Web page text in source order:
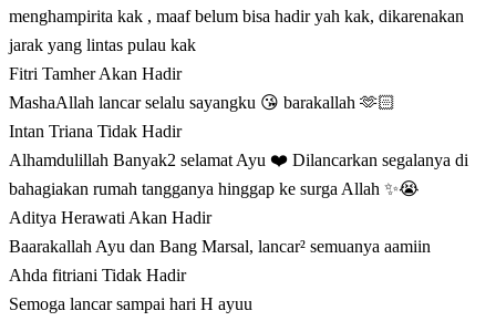
menghampirita kak , maaf belum bisa hadir yah kak, dikarenakan
jarak yang lintas pulau kak
Fitri TamherAkan Hadir
MashaAllah lancar selalu sayangku 😘 barakallah 🫶🏻
Intan Triana Tidak Hadir
Alhamdulillah Banyak2 selamat Ayu ❤️ Dilancarkan segalanya di
bahagiakan rumah tangganya hinggap ke surga Allah ✨😭
Aditya HerawatiAkan Hadir
Baarakallah Ayu dan Bang Marsal, lancar² semuanya aamiin
Ahda fitriani Tidak Hadir
Semoga lancar sampai hari H ayuu